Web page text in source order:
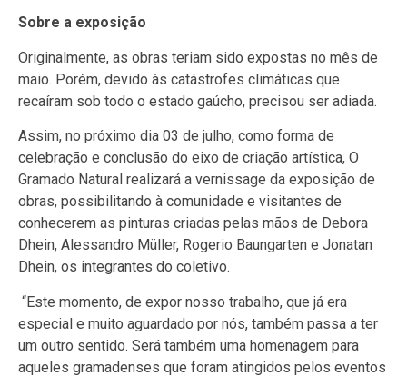
Sobre a exposição
Originalmente, as obras teriam sido expostas no mês de
maio. Porém, devido às catástrofes climáticas que
recaíram sob todo o estado gaúcho, precisou ser adiada.
Assim, no próximo dia 03 de julho, como forma de
celebração e conclusão do eixo de criação artística, O
Gramado Natural realizará a vernissage da exposição de
obras, possibilitando à comunidade e visitantes de
conhecerem as pinturas criadas pelas mãos de Debora
Dhein, Alessandro Müller, Rogerio Baungarten e Jonatan
Dhein, os integrantes do coletivo.
“Este momento, de expor nosso trabalho, que já era
especial e muito aguardado por nós, também passa a ter
um outro sentido. Será também uma homenagem para
aqueles gramadenses que foram atingidos pelos eventos